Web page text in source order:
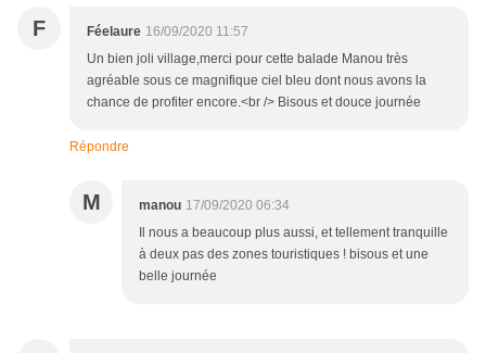
F Féelaure 16/09/2020 11:57
Un bien joli village,merci pour cette balade Manou très
agréable sous ce magnifique ciel bleu dont nous avons la
chance de profiter encore.<br /> Bisous et douce journée
Répondre
M manou 17/09/2020 06:34
Il nous a beaucoup plus aussi, et tellement tranquille
à deux pas des zones touristiques ! bisous et une
belle journée